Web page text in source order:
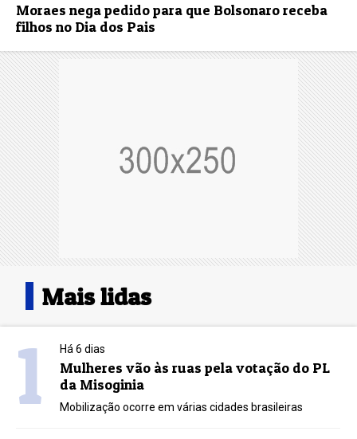
Moraes nega pedido para que Bolsonaro receba
filhos no Dia dos Pais
Mais lidas
1 Há 6 dias
Mulheres vão às ruas pela votação do PL
da Misoginia
Mobilização ocorre em várias cidades brasileiras